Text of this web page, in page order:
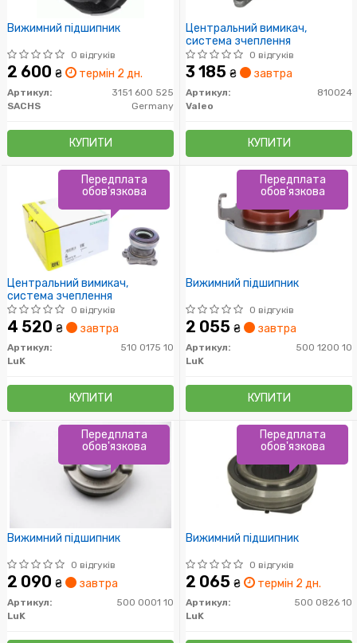
Вижимний підшипник
0 відгуків
2 600 ₴ термін 2 дн.
Артикул:
3151 600 525
SACHS
Germany
КУПИТИ
Центральний вимикач,
система зчеплення
0 відгуків
3 185 ₴ завтра
Артикул:
810024
Valeo
КУПИТИ
Центральний вимикач,
система зчеплення
0 відгуків
4 520 ₴ завтра
Артикул:
510 0175 10
LuK
КУПИТИ
Передплата
обов'язкова
Вижимний підшипник
0 відгуків
2 055 ₴ завтра
Артикул:
500 1200 10
LuK
КУПИТИ
Передплата
обов'язкова
Вижимний підшипник
0 відгуків
2 090 ₴ завтра
Артикул:
500 0001 10
LuK
Передплата
обов'язкова
Вижимний підшипник
0 відгуків
2 065 ₴ термін 2 дн.
Артикул:
500 0826 10
LuK
Передплата
обов'язкова